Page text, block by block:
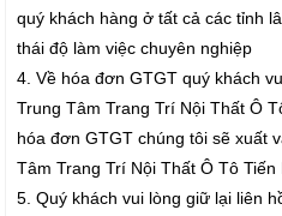
quý khách hàng ở tất cả các tỉnh
thái độ làm việc chuyên nghiệp
4. Về hóa đơn GTGT quý khách
Trung Tâm Trang Trí Nội Thất Ô
hóa đơn GTGT chúng tôi sẽ xuất
Tâm Trang Trí Nội Thất Ô Tô
5. Quý khách vui lòng giữ lại liên